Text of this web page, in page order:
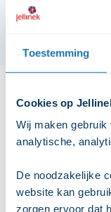
Toestemming
Cookies op
Wij maken
analytische,
De noodzakelijke
website kan
zorgen ervoor dat
Wat vind je
Wat houdt
Meer
Hoe meld
Wat houdt
Maximaal vier
samen met
maakt om